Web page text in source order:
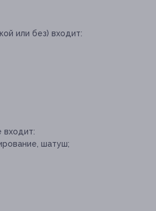
или без) входит:
входит:
шатуш;